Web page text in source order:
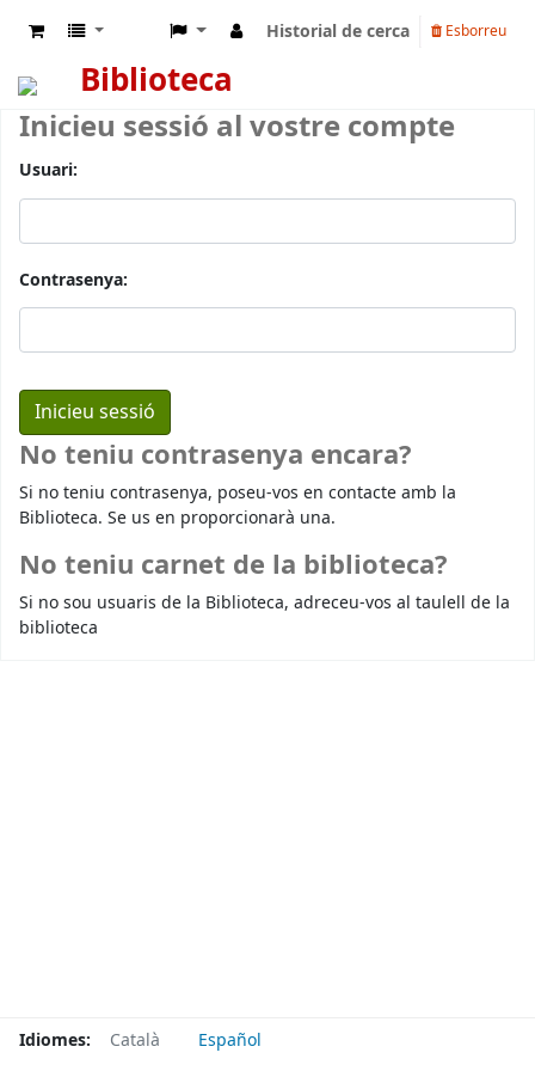
Historial de cerca Esborreu
Biblioteca
Inicieu sessió al vostre compte
Usuari:
Contrasenya:
No teniu contrasenya encara?
Si no teniu contrasenya, poseu-vos en contacte amb la
Biblioteca. Se us en proporcionarà una.
No teniu carnet de la biblioteca?
Si no sou usuaris de la Biblioteca, adreceu-vos al taulell de la
biblioteca
Idiomes: Català Español